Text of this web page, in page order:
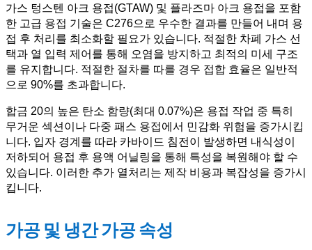
가스 텅스텐 아크 용접(GTAW) 및 플라즈마 아크 용접을 포함
한 고급 용접 기술은 C276으로 우수한 결과를 만들어 내며 용
접 후 처리를 최소화할 필요가 있습니다. 적절한 차폐 가스 선
택과 열 입력 제어를 통해 오염을 방지하고 최적의 미세 구조
를 유지합니다. 적절한 절차를 따를 경우 접합 효율은 일반적
으로 90%를 초과합니다.
합금 20의 높은 탄소 함량(최대 0.07%)은 용접 작업 중 특히
무거운 섹션이나 다중 패스 용접에서 민감화 위험을 증가시킵
니다. 입자 경계를 따라 카바이드 침전이 발생하면 내식성이
저하되어 용접 후 용액 어닐링을 통해 특성을 복원해야 할 수
있습니다. 이러한 추가 열처리는 제작 비용과 복잡성을 증가시
킵니다.
가공 및 냉간 가공 속성